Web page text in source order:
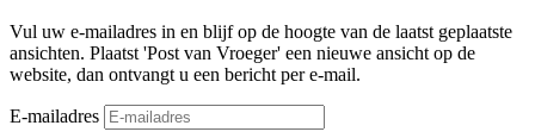
Vul uw e-mailadres in en blijf op de hoogte van de laatst geplaatste
ansichten. Plaatst 'Post van Vroeger' een nieuwe ansicht op de
website, dan ontvangt u een bericht per e-mail.
E-mailadres